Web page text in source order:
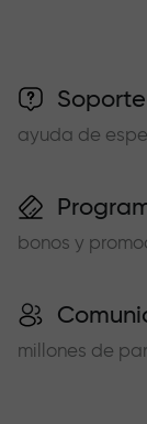
ayuda de
bonos y
millones de